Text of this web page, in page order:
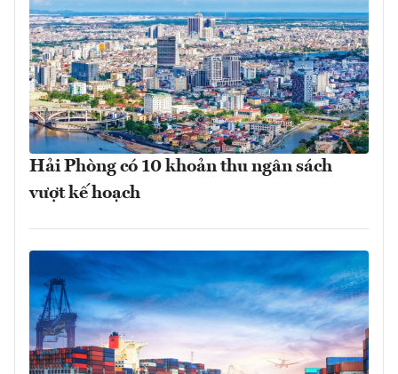
Hải Phòng có 10 khoản thu ngân sách
vượt kế hoạch